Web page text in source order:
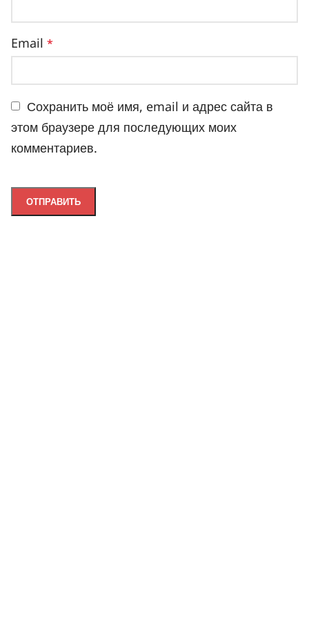
Email *
Сохранить моё имя, email и адрес сайта в
этом браузере для последующих моих
комментариев.